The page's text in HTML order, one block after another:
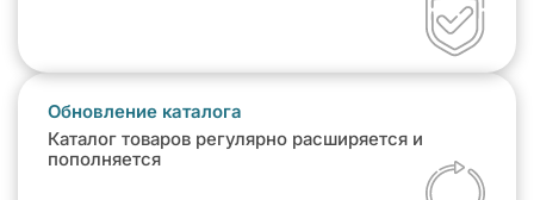
Обновление каталога
Каталог товаров регулярно расширяется и
пополняется